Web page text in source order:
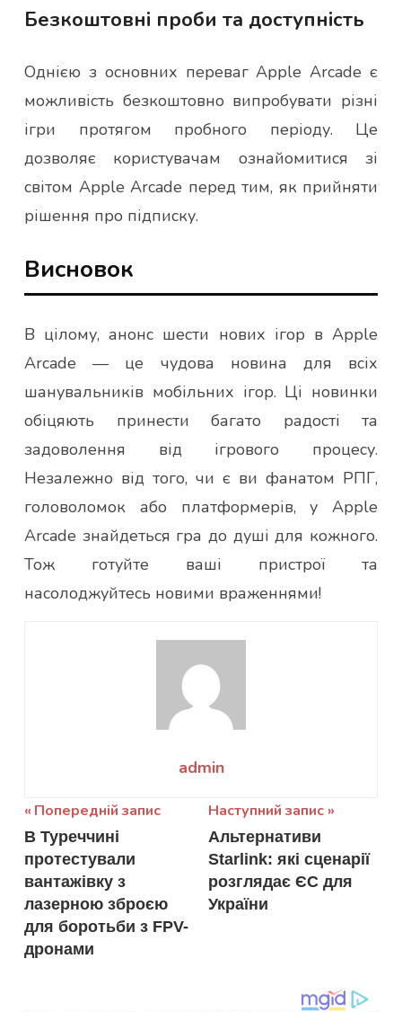
Безкоштовні проби та доступність
Однією з основних переваг Apple Arcade є
можливість безкоштовно випробувати різні
ігри протягом пробного періоду. Це
дозволяє користувачам ознайомитися зі
світом Apple Arcade перед тим, як прийняти
рішення про підписку.
Висновок
В цілому, анонс шести нових ігор в Apple
Arcade — це чудова новина для всіх
шанувальників мобільних ігор. Ці новинки
обіцяють принести багато радості та
задоволення від ігрового процесу.
Незалежно від того, чи є ви фанатом РПГ,
головоломок або платформерів, у Apple
Arcade знайдеться гра до душі для кожного.
Тож готуйте ваші пристрої та
насолоджуйтесь новими враженнями!
admin
Навігація
записів
Попередній запис
В Туреччині
протестували
вантажівку з
лазерною зброєю
для боротьби з FPV-
дронами
Наступний запис
Альтернативи
Starlink: які сценарії
розглядає ЄС для
України